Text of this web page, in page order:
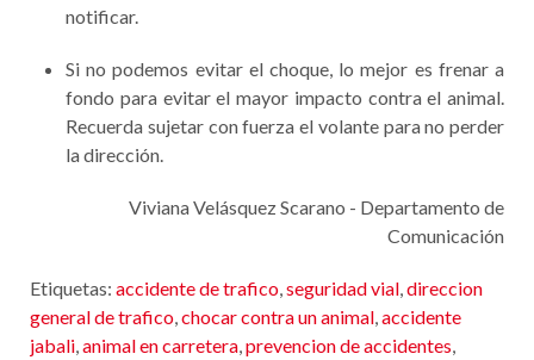
notificar.
Si no podemos evitar el choque, lo mejor es frenar a
fondo para evitar el mayor impacto contra el animal.
Recuerda sujetar con fuerza el volante para no perder
la dirección.
Viviana Velásquez Scarano - Departamento de
Comunicación
Etiquetas: accidente de trafico seguridad vial direccion
general de trafico chocar contra un animal accidente
jabali animal en carretera prevencion de accidentes